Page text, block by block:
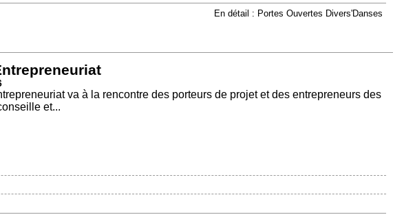
En détail : Portes Ouvertes Divers'Danses
va à la rencontre des porteurs de projet et des entrepreneurs des
et...